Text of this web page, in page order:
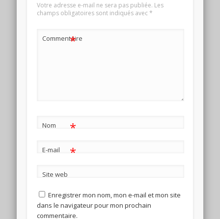
Votre adresse e-mail ne sera pas publiée. Les
champs obligatoires sont indiqués avec*
Commentaire
*
Nom *
E-mail *
Site web
Enregistrer mon nom, mon e-mail et mon site
dans le navigateur pour mon prochain
commentaire.